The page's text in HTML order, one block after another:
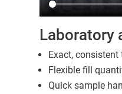
Laboratory
Exact,
Flexible fill
Quick sample